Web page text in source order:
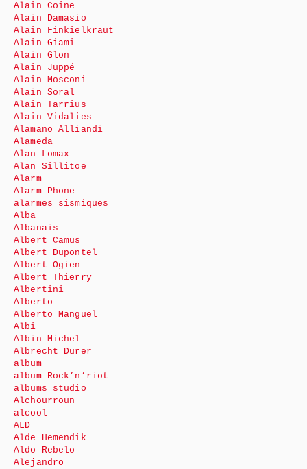
Alain Coine
Alain Damasio
Alain Finkielkraut
Alain Giami
Alain Glon
Alain Juppé
Alain Mosconi
Alain Soral
Alain Tarrius
Alain Vidalies
Alamano Alliandi
Alameda
Alan Lomax
Alan Sillitoe
Alarm
Alarm Phone
alarmes sismiques
Alba
Albanais
Albert Camus
Albert Dupontel
Albert Ogien
Albert Thierry
Albertini
Alberto
Alberto Manguel
Albi
Albin Michel
Albrecht Dürer
album
album Rock’n’riot
albums studio
Alchourroun
alcool
ALD
Alde Hemendik
Aldo Rebelo
Alejandro